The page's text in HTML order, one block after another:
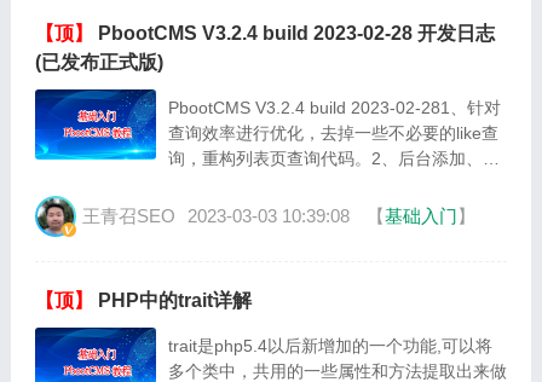
【顶】
PbootCMS V3.2.4 build 2023-02-28 开发日志
(已发布正式版)
PbootCMS V3.2.4 build 2023-02-281、针对
查询效率进行优化，去掉一些不必要的like查
询，重构列表页查询代码。2、后台添加、删
提升···
王青召SEO 2023-03-03 10:39:08 【基础入门】
【顶】 PHP中的trait详解
trait是php5.4以后新增加的一个功能,可以将
多个类中，共用的一些属性和方法提取出来做